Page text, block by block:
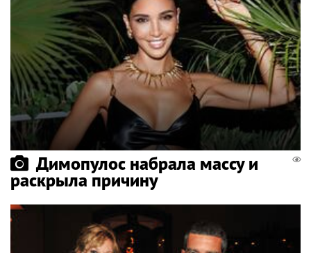
Димопулос набрала массу и
раскрыла причину